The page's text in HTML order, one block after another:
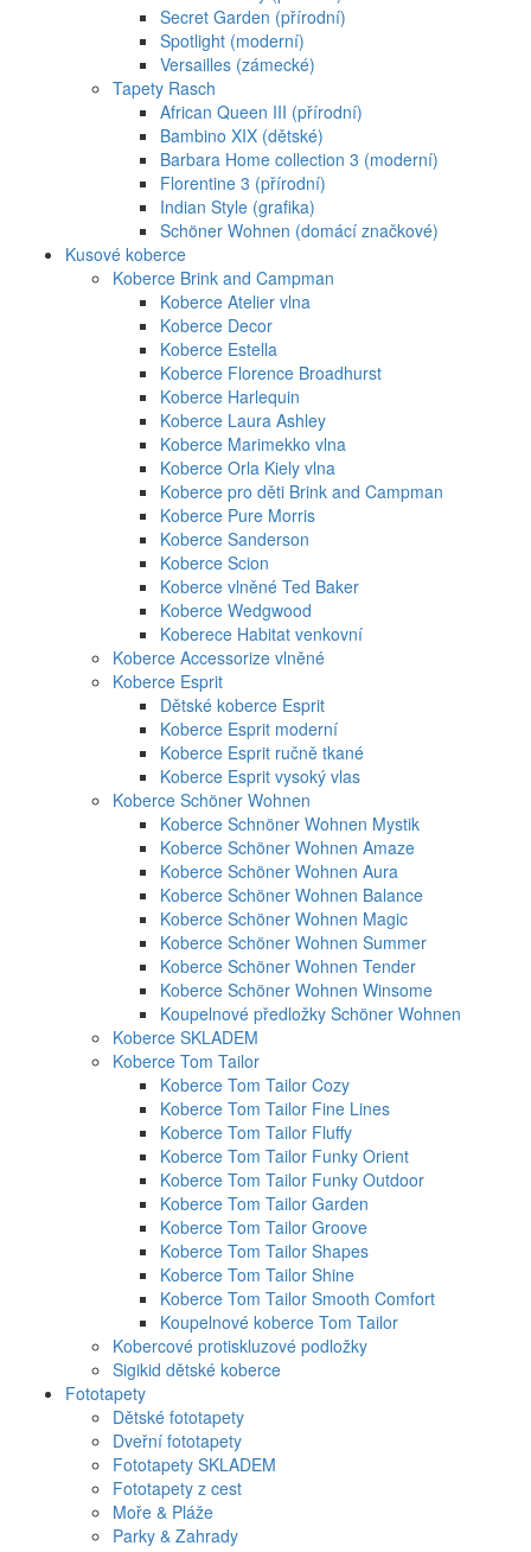
Secret Garden (přírodní)
Spotlight (moderní)
Versailles (zámecké)
Tapety Rasch
African Queen III (přírodní)
Bambino XIX (dětské)
Barbara Home collection 3 (moderní)
Florentine 3 (přírodní)
Indian Style (grafika)
Schöner Wohnen (domácí značkové)
Kusové koberce
Koberce Brink and Campman
Koberce Atelier vlna
Koberce Decor
Koberce Estella
Koberce Florence Broadhurst
Koberce Harlequin
Koberce Laura Ashley
Koberce Marimekko vlna
Koberce Orla Kiely vlna
Koberce pro děti Brink and Campman
Koberce Pure Morris
Koberce Sanderson
Koberce Scion
Koberce vlněné Ted Baker
Koberce Wedgwood
Koberece Habitat venkovní
Koberce Accessorize vlněné
Koberce Esprit
Dětské koberce Esprit
Koberce Esprit moderní
Koberce Esprit ručně tkané
Koberce Esprit vysoký vlas
Koberce Schöner Wohnen
Koberce Schnöner Wohnen Mystik
Koberce Schöner Wohnen Amaze
Koberce Schöner Wohnen Aura
Koberce Schöner Wohnen Balance
Koberce Schöner Wohnen Magic
Koberce Schöner Wohnen Summer
Koberce Schöner Wohnen Tender
Koberce Schöner Wohnen Winsome
Koupelnové předložky Schöner Wohnen
Koberce SKLADEM
Koberce Tom Tailor
Koberce Tom Tailor Cozy
Koberce Tom Tailor Fine Lines
Koberce Tom Tailor Fluffy
Koberce Tom Tailor Funky Orient
Koberce Tom Tailor Funky Outdoor
Koberce Tom Tailor Garden
Koberce Tom Tailor Groove
Koberce Tom Tailor Shapes
Koberce Tom Tailor Shine
Koberce Tom Tailor Smooth Comfort
Koupelnové koberce Tom Tailor
Kobercové protiskluzové podložky
Sigikid dětské koberce
Fototapety
Dětské fototapety
Dveřní fototapety
Fototapety SKLADEM
Fototapety z cest
Moře & Pláže
Parky & Zahrady